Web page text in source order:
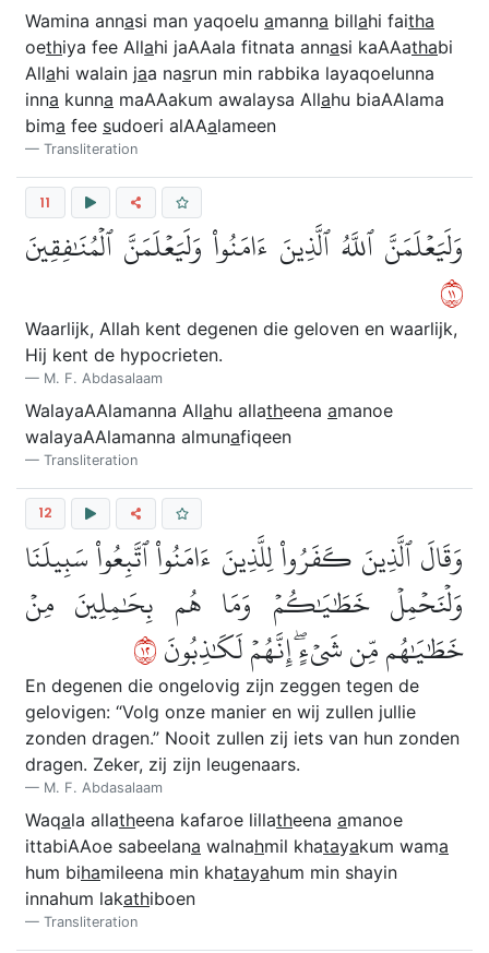
Wamina annasi man yaqoelu amanna billahi faitha
oethiya fee Allahi jaAAala fitnata annasi kaAAathabi
Allahi walain jaa nasrun min rabbika layaqoelunna
inna kunna maAAakum awalaysa Allahu biaAAlama
bima fee sudoeri alAAalameen
Transliteration
11
وَلَيَعۡلَمَنَّ ٱللَّهُ ٱلَّذِينَ ءَامَنُواْ وَلَيَعۡلَمَنَّ ٱلۡمُنَٰفِقِينَ
١١
Waarlijk, Allah kent degenen die geloven en waarlijk,
Hij kent de hypocrieten.
M. F. Abdasalaam
WalayaAAlamanna Allahu allatheena amanoe
walayaAAlamanna almunafiqeen
Transliteration
12
وَقَالَ ٱلَّذِينَ كَفَرُواْ لِلَّذِينَ ءَامَنُواْ ٱتَّبِعُواْ سَبِيلَنَا
وَلۡنَحۡمِلۡ خَطَٰيَٰكُمۡ وَمَا هُم بِحَٰمِلِينَ مِنۡ
خَطَٰيَٰهُم مِّن شَيۡءٍۖ إِنَّهُمۡ لَكَٰذِبُونَ٢١
En degenen die ongelovig zijn zeggen tegen de
gelovigen: “Volg onze manier en wij zullen jullie
zonden dragen.” Nooit zullen zij iets van hun zonden
dragen. Zeker, zij zijn leugenaars.
M. F. Abdasalaam
Waqala allatheena kafaroe lillatheena amanoe
ittabiAAoe sabeelana walnahmil khatayakum wama
hum bihamileena min khatayahum min shayin
innahum lakathiboen
Transliteration